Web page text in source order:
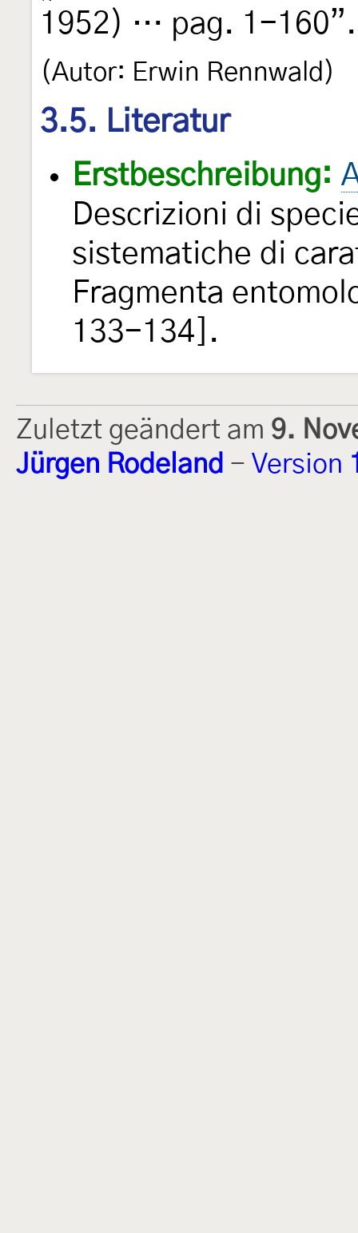
1952) … pag. 1-160”.
(Autor: Erwin Rennwald)
3.5. Literatur
Erstbeschreibung:
Descrizioni di
sistematiche di
Fragmenta
133-134].
Zuletzt geändert am 9.
Jürgen Rodeland - Version